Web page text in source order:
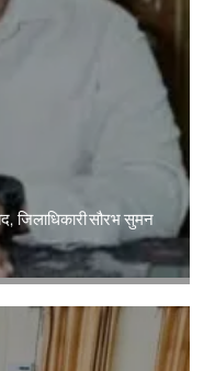
जिलाधिकारी सौरभ सुमन